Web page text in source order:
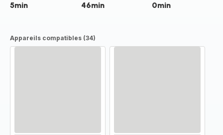
5min 46min 0min
Appareils compatibles (34)